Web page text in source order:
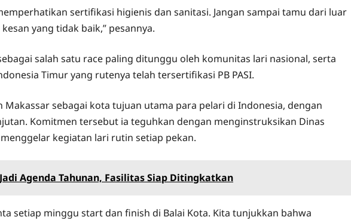
sertifikasi higienis dan sanitasi. Jangan sampai tamu dari luar
yang tidak baik,” pesannya.
salah satu race paling ditunggu oleh komunitas lari nasional, serta
Timur yang rutenya telah tersertifikasi PB PASI.
Makassar sebagai kota tujuan utama para pelari di Indonesia, dengan
Komitmen tersebut ia teguhkan dengan menginstruksikan Dinas
kegiatan lari rutin setiap pekan.
Agenda Tahunan, Fasilitas Siap Ditingkatkan
setiap minggu start dan finish di Balai Kota. Kita tunjukkan bahwa